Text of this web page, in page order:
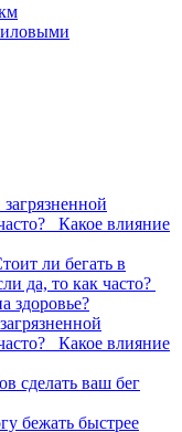
Какое влияние
ли бегать в
да, то как часто?
здоровье?
Какое влияние
сделать ваш бег
бежать быстрее